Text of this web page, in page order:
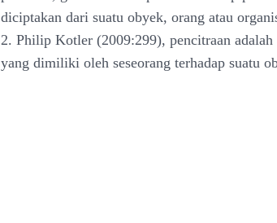
diciptakan dari suatu obyek, orang atau
2. Philip Kotler (2009:299), pencitraan adalah
yang dimiliki oleh seseorang terhadap suatu